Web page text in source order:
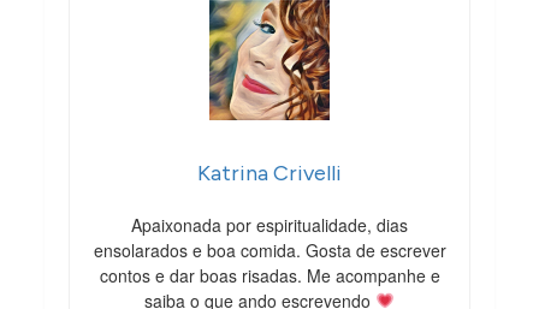
Katrina Crivelli
Apaixonada por espiritualidade, dias
ensolarados e boa comida. Gosta de escrever
contos e dar boas risadas. Me acompanhe e
saiba o que ando escrevendo